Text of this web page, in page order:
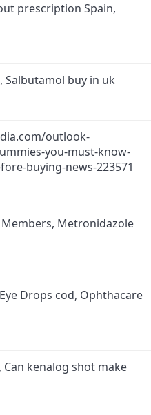
prescription Spain,
Salbutamol buy in uk
outlook-
you-must-know-
buying-news-223571
Metronidazole
Drops cod, Ophthacare
Can kenalog shot make